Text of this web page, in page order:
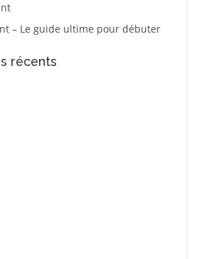
– Le guide ultime pour débuter
récents